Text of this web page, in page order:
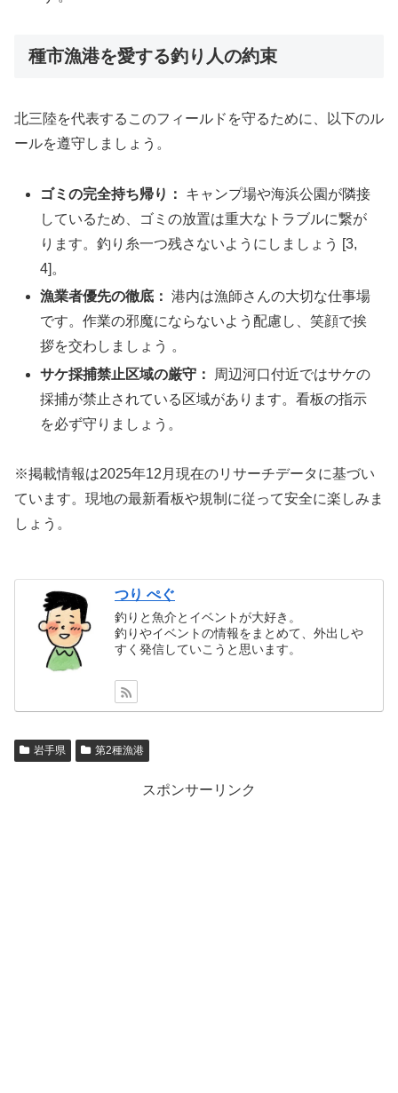
種市漁港を愛する釣り人の約束
北三陸を代表するこのフィールドを守るために、以下のル
ールを遵守しましょう。
ゴミの完全持ち帰り：
キャンプ場や海浜公園が隣接
しているため、ゴミの放置は重大なトラブルに繋が
ります。釣り糸一つ残さないようにしましょう [3,
4]。
漁業者優先の徹底： 港内は漁師さんの大切な仕事場
です。作業の邪魔にならないよう配慮し、笑顔で挨
拶を交わしましょう 。
サケ採捕禁止区域の厳守：
周辺河口付近ではサケの
採捕が禁止されている区域があります。看板の指示
を必ず守りましょう。
※掲載情報は2025年12月現在のリサーチデータに基づい
ています。現地の最新看板や規制に従って安全に楽しみま
しょう。
つり ぺぐ
釣りと魚介とイベントが大好き。
釣りやイベントの情報をまとめて、外出しや
すく発信していこうと思います。
岩手県 第2種漁港
スポンサーリンク